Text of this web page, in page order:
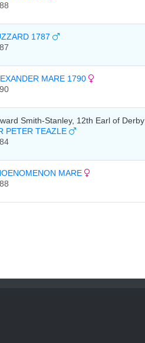
1787
MARE 1790
Smith-Stanley, 12th Earl of Derby
PETER TEAZLE
MARE